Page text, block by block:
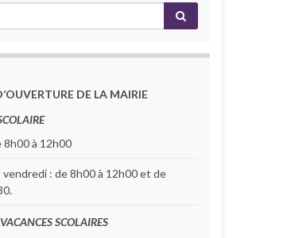
DE LA MAIRIE
8h00 à 12h00
vendredi : de 8h00 à 12h00 et de
SCOLAIRES